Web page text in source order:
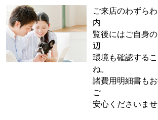
ご来店のわずら
内
覧後にはご自身
辺
環境も確認する
ね。
諸費用明細書も
ご
安心くださいませ